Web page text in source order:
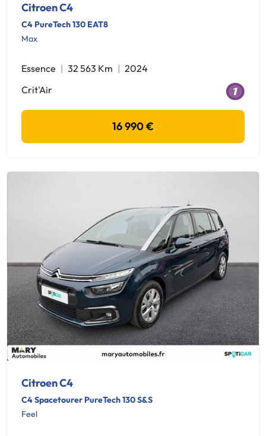
Citroen C4
C4 PureTech 130 EAT8
Max
Essence 32 563 Km
2024
Crit'Air
16 990 €
Citroen C4
C4 Spacetourer PureTech 130 S&S
Feel